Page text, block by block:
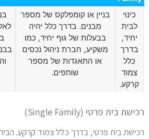
כינוי
לבית
יחיד,
בדרך
כלל
צמוד
קרקע.
בניין או קומפלקס של מספר
מבנים. בדרך כלל יהיה
בבעלות של גוף יחיד, כמו
משקיע, חברת ניהול נכסים
או התאגדות של מספר
שותפים.
רכישת בית פרטי (Single Family)
רכישת בית פרטי, בדרך כלל צמוד קרקע.